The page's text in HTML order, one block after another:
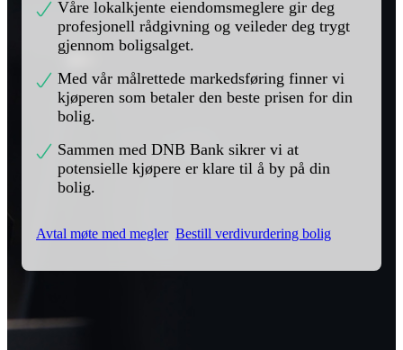
Våre lokalkjente eiendomsmeglere gir deg
profesjonell rådgivning og veileder deg trygt
gjennom boligsalget.
Med vår målrettede markedsføring finner vi
kjøperen som betaler den beste prisen for din
bolig.
Sammen med DNB Bank sikrer vi at
potensielle kjøpere er klare til å by på din
bolig.
Avtal møte med megler Bestill verdivurdering bolig